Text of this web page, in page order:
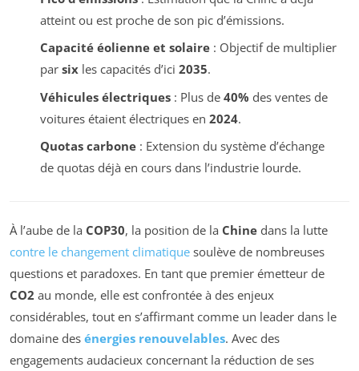
atteint ou est proche de son pic d’émissions.
Capacité éolienne et solaire: Objectif de multiplier
par sixles capacités d’ici 2035.
Véhicules électriques: Plus de 40% des ventes de
voitures étaient électriques en 2024.
Quotas carbone: Extension du système d’échange
de quotas déjà en cours dans l’industrie lourde.
À l’aube de la COP30, la position de la Chine dans la lutte
contre le changement climatique soulève de nombreuses
questions et paradoxes. En tant que premier émetteur de
CO2 au monde, elle est confrontée à des enjeux
considérables, tout en s’affirmant comme un leader dans le
domaine des énergies renouvelables. Avec des
engagements audacieux concernant la réduction de ses